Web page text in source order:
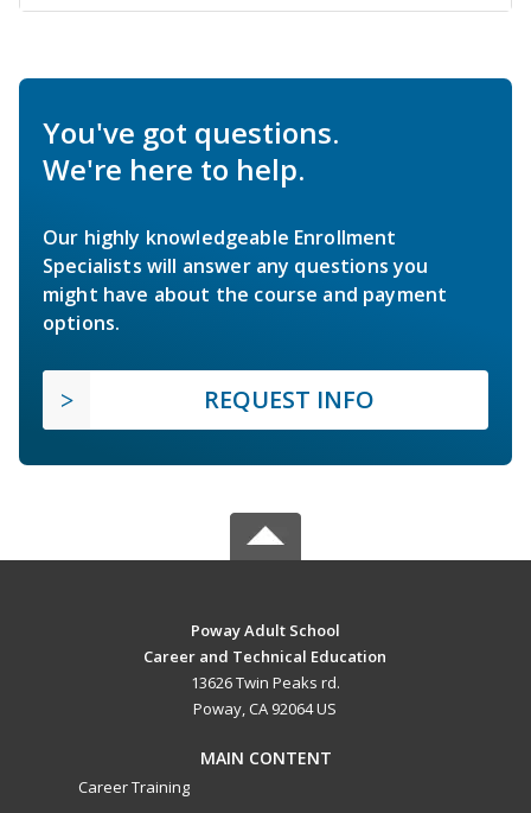
You've got questions.
We're here to help.
Our highly knowledgeable Enrollment
Specialists will answer any questions you
might have about the course and payment
options.
REQUEST INFO
Poway Adult School
Career and Technical Education
13626 Twin Peaks rd.
Poway, CA 92064 US
MAIN CONTENT
Career Training